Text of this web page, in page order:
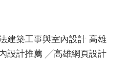
建築工事與室內設計 高雄
設計推薦 ╱高雄網頁設計